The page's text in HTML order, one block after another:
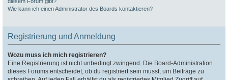
Wie kann ich einen Administrator des Boards kontaktieren?
Registrierung und Anmeldung
Wozu muss ich mich registrieren?
Eine Registrierung ist nicht unbedingt zwingend. Die Board-Administration
dieses Forums entscheidet, ob du registriert sein musst, um Beiträge zu